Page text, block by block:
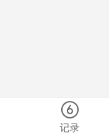
记录